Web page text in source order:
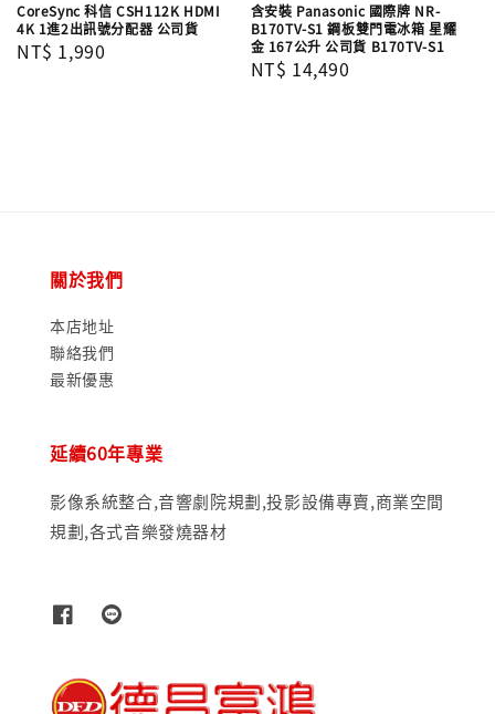
CoreSync 科信 CSH112K HDMI
4K 1進2出訊號分配器 公司貨
Regular
NT$ 1,990
含安裝 Panasonic 國際牌 NR-
B170TV-S1 鋼板雙門電冰箱 星耀
金 167公升 公司貨 B170TV-S1
Regular
NT$ 14,490
關於我們
本店地址
聯絡我們
最新優惠
延續60年專業
影像系統整合,音響劇院規劃,投影設備專賣,商業空間
規劃,各式音樂發燒器材